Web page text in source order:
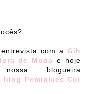
com a Gih
de Moda
e hoje
blogueira
blog Feminices Cor